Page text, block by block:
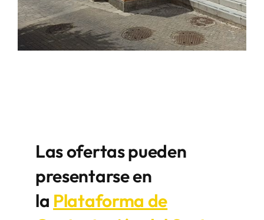
Las ofertas pueden
presentarse en
la Plataforma de